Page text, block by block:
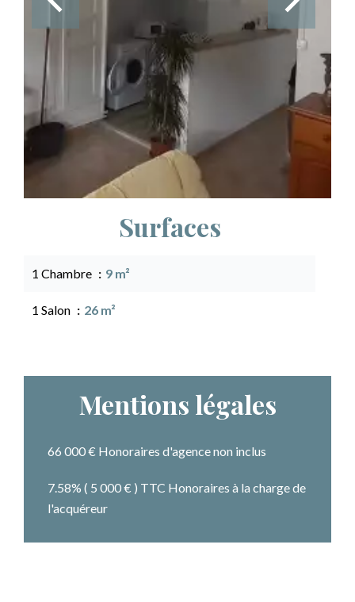
Surfaces
1 Chambre 9 m²
1 Salon 26 m²
Mentions légales
66 000 € Honoraires d'agence non inclus
7.58% ( 5 000 € ) TTC Honoraires à la charge de
l'acquéreur